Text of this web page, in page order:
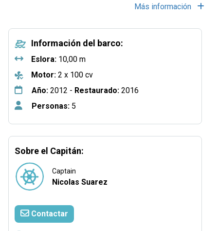
Más información
Información del barco:
Eslora: 10,00 m
Motor: 2 x 100 cv
Año: 2012 - Restaurado: 2016
Personas: 5
Sobre el Capitán:
Captain
Nicolas Suarez
Contactar